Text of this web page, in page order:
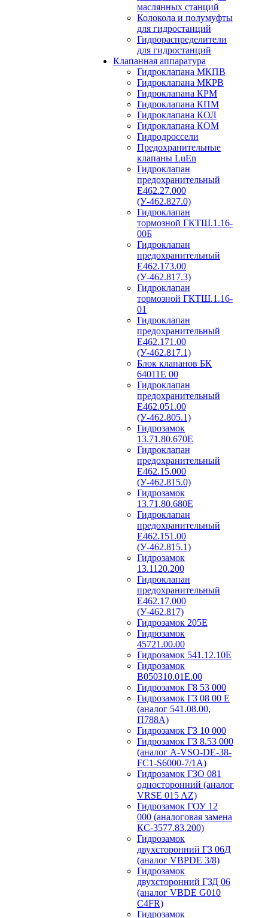
маслянных станций
Колокола и полумуфты
для гидростанций
Гидрораспределители
для гидростанций
Клапанная аппаратура
Гидроклапана МКПВ
Гидроклапана МКРВ
Гидроклапана КРМ
Гидроклапана КПМ
Гидроклапана КОЛ
Гидроклапана КОМ
Гидродроссели
Предохранительные
клапаны LuEn
Гидроклапан
предохранительный
Е462.27.000
(У-462.827.0)
Гидроклапан
тормозной ГКТШ.1.16-
00Б
Гидроклапан
предохранительный
Е462.173.00
(У-462.817.3)
Гидроклапан
тормозной ГКТШ.1.16-
01
Гидроклапан
предохранительный
Е462.171.00
(У-462.817.1)
Блок клапанов БК
64011Е 00
Гидроклапан
предохранительный
Е462.051.00
(У-462.805.1)
Гидрозамок
13.71.80.670Е
Гидроклапан
предохранительный
Е462.15.000
(У-462.815.0)
Гидрозамок
13.71.80.680Е
Гидроклапан
предохранительный
Е462.151.00
(У-462.815.1)
Гидрозамок
13.1120.200
Гидроклапан
предохранительный
Е462.17.000
(У-462.817)
Гидрозамок 205Е
Гидрозамок
45721.00.00
Гидрозамок 541.12.10Е
Гидрозамок
В050310.01Е.00
Гидрозамок Г8 53 000
Гидрозамок ГЗ 08 00 Е
(аналог 541.08.00,
П788А)
Гидрозамок ГЗ 10 000
Гидрозамок ГЗ 8.53 000
(аналог A-VSO-DE-38-
FC1-S6000-7/1A)
Гидрозамок ГЗО 081
односторонний (аналог
VRSE 015 AZ)
Гидрозамок ГОУ 12
000 (аналоговая замена
КС-3577.83.200)
Гидрозамок
двухсторонний ГЗ 06Д
(аналог VBPDE 3/8)
Гидрозамок
двухсторонний ГЗД 06
(аналог VBDE G010
C4FR)
Гидрозамок